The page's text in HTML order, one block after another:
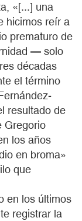
«[...] una
hicimos reír a
prematuro de
— solo
décadas
el término
resultado de
Gregorio
los años
en broma»
que
en los últimos
registrar la